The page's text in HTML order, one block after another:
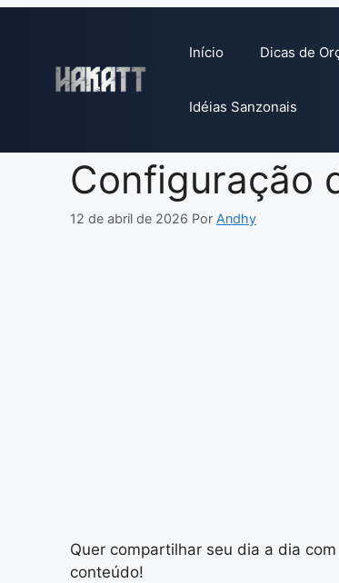
conteúdo
Início Dicas de
Idéias Sanzonais
Configuração
12 de abril de 2026 Por Andhy
Quer compartilhar seu dia a dia
conteúdo!